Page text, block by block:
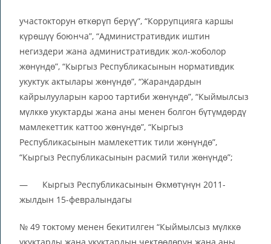
участокторун өткөрүп берүү”, “Коррупцияга каршы
күрөшүү боюнча”, “Административдик иштин
негиздери жана административдик жол-жоболор
жөнүндө”, “Кыргыз Республикасынын нормативдик
укуктук актылары жөнүндө”, “Жарандардын
кайрылууларын кароо тартиби жөнүндө”, “Кыймылсыз
мүлккө укуктарды жана аны менен болгон бүтүмдөрдү
мамлекеттик каттоо жөнүндө”, “Кыргыз
Республикасынын мамлекеттик тили жөнүндө”,
“Кыргыз Республикасынын расмий тили жөнүндө”;
— Кыргыз Республикасынын Өкмөтүнүн 2011-
жылдын 15-февралындагы
№ 49 токтому менен бекитилген “Кыймылсыз мүлккө